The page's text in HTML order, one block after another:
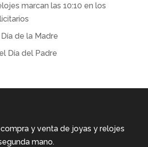
marcan las 10:10 en los
de la Madre
Día del Padre
y venta de joyas y relojes
mano.